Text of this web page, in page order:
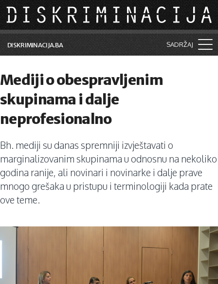
Skip to main content
DISKRIMINACIJA.BA SADRŽAJ
Vijesti i događaji
Aktuelne teme
Kolumne
Lične priče
Saradnja sa medijima
Pretraga
Mediji o obespravljenim
skupinama i dalje
neprofesionalno
Bh. mediji su danas spremniji izvještavati o
marginalizovanim skupinama u odnosnu na nekoliko
godina ranije, ali novinari i novinarke i dalje prave
mnogo grešaka u pristupu i terminologiji kada prate
ove teme.